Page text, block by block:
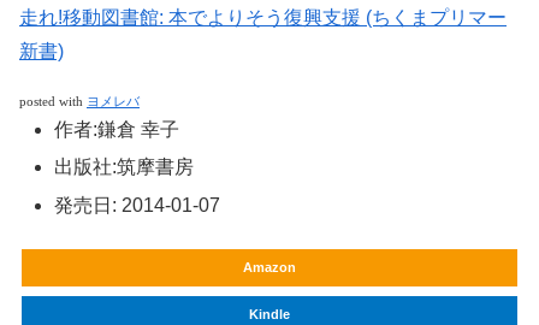
走れ!移動図書館: 本でよりそう復興支援 (ちくまプリマー
新書)
posted with ヨメレバ
作者:鎌倉 幸子
出版社:筑摩書房
発売日: 2014-01-07
Amazon
Kindle